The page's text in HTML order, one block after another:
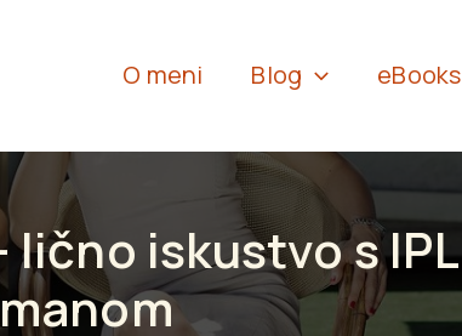
O meni Blog eBooks
lično iskustvo s IPL